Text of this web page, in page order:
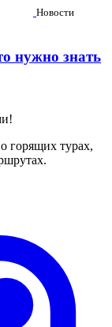
Новости
нужно знать
горящих турах,